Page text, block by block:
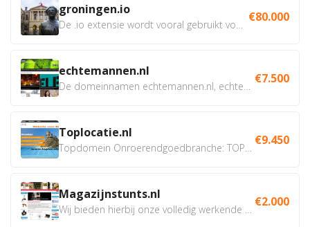
groningen.io €80.000
echtemannen.nl €7.500
Toplocatie.nl €9.450
Magazijnstunts.nl €2.000